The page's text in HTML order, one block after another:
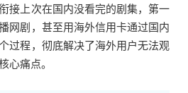
接上次在国内没看完的剧集，第一
网剧，甚至用海外信用卡通过国内
过程，彻底解决了海外用户无法观
心痛点。